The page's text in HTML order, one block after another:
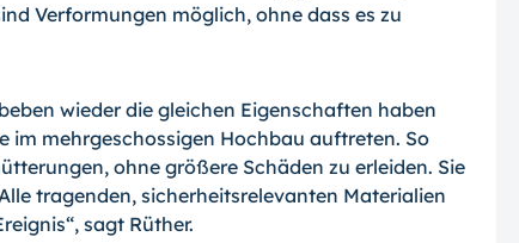
Verformungen möglich, ohne dass es zu
wieder die gleichen Eigenschaften haben
im mehrgeschossigen Hochbau auftreten. So
ohne größere Schäden zu erleiden. Sie
tragenden, sicherheitsrelevanten Materialien
sagt Rüther.